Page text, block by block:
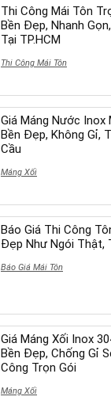
Thi Công Mái Tôn
Bền Đẹp, Nhanh
Tại TP.HCM
Thi Công Mái Tôn
Giá Máng Nước Inox
Bền Đẹp, Không Gỉ,
Cầu
Máng Xối
Báo Giá Thi Công
Đẹp Như Ngói Thật,
Báo Giá Mái Tôn
Giá Máng Xối Inox
Bền Đẹp, Chống Gỉ
Công Trọn Gói
Máng Xối